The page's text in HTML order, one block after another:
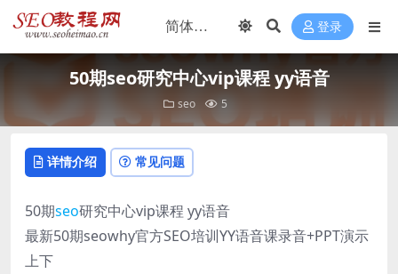
登录
50期seo研究中心vip课程 yy语音
seo 5
详情介绍 常见问题
50期seo研究中心vip课程 yy语音
最新50期seowhy官方SEO培训YY语音课录音+PPT演示
上下